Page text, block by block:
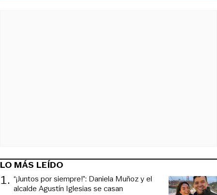
LO MÁS LEÍDO
1. “¡Juntos por siempre!”: Daniela Muñoz y el
alcalde Agustín Iglesias se casan